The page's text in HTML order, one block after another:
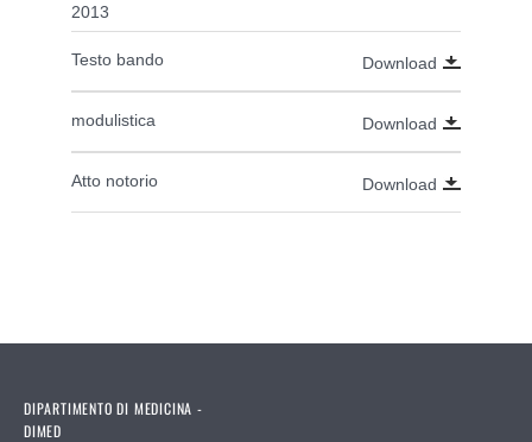
2013
Testo bando Download
modulistica Download
Atto notorio Download
DIPARTIMENTO DI MEDICINA -
DIMED